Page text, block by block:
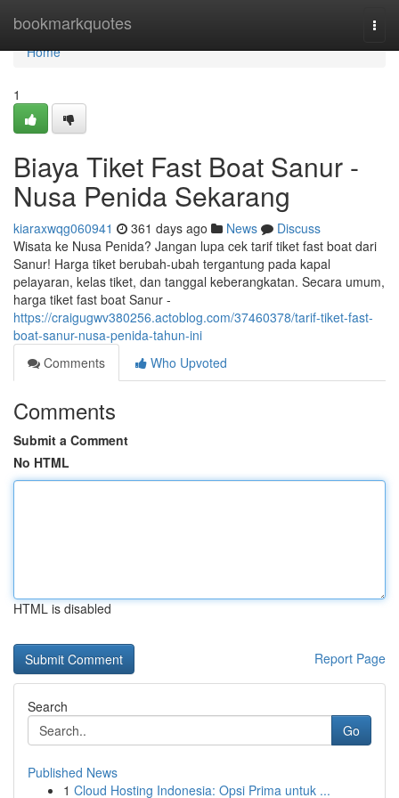
bookmarkquotes
Home
Home
1
Biaya Tiket Fast Boat Sanur -
Nusa Penida Sekarang
kiaraxwqg060941 361 days ago News
Discuss
Wisata ke Nusa Penida? Jangan lupa cek tarif tiket fast boat dari
Sanur! Harga tiket berubah-ubah tergantung pada kapal
pelayaran, kelas tiket, dan tanggal keberangkatan. Secara umum,
harga tiket fast boat Sanur -
https://craigugwv380256.actoblog.com/37460378/tarif-tiket-fast-
boat-sanur-nusa-penida-tahun-ini
Comments
Who Upvoted
Comments
Submit a Comment
No HTML
HTML is disabled
Report Page
Search
Go
Published News
1 Cloud Hosting Indonesia: Opsi Prima untuk ...